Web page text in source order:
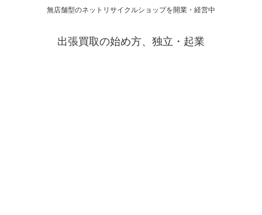
無店舗型のネットリサイクルショップを開業・経営中
出張買取の始め方、独立・起業